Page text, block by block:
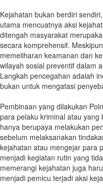
Kejahatan bukan berdiri
utama mencuatnya aksi
ditengah masyarakat
secara komprehensif.
memeliharan keamanan dan
wilayah sosial preventif dalam
Langkah pencegahan adalah
bukan untuk mengatasi
Pembinaan yang dilakukan
para pelaku kriminal atau
hanya berupaya melakukan
sebelum melaksanakan
kejahatan atau mengejar para
menjadi kegiatan rutin yang
memerangi kejahatan juga
menjadi pemicu terjadi aksi